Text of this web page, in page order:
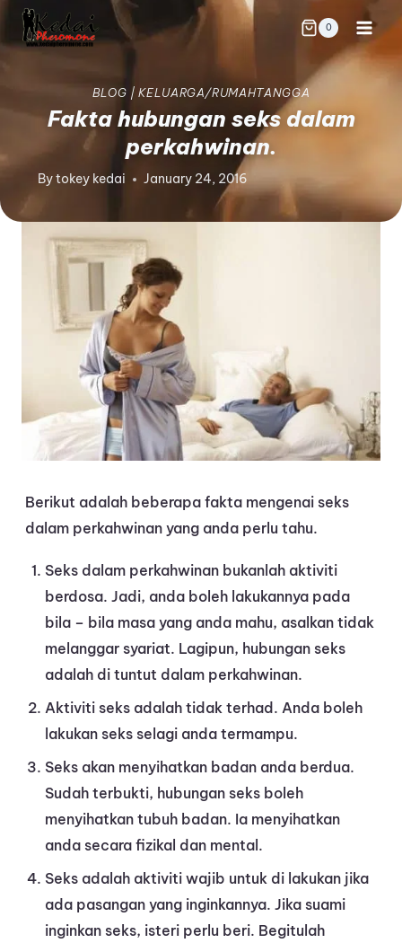
0
BLOG |KELUARGA/RUMAHTANGGA
Fakta hubungan seks dalam
perkahwinan.
Bytokey kedai January 24, 2016
Berikut adalah beberapa fakta mengenai seks
dalam perkahwinan yang anda perlu tahu.
Seks dalam perkahwinan bukanlah aktiviti
berdosa. Jadi, anda boleh lakukannya pada
bila – bila masa yang anda mahu, asalkan tidak
melanggar syariat. Lagipun, hubungan seks
adalah di tuntut dalam perkahwinan.
Aktiviti seks adalah tidak terhad. Anda boleh
lakukan seks selagi anda termampu.
Seks akan menyihatkan badan anda berdua.
Sudah terbukti, hubungan seks boleh
menyihatkan tubuh badan. Ia menyihatkan
anda secara fizikal dan mental.
Seks adalah aktiviti wajib untuk di lakukan jika
ada pasangan yang inginkannya. Jika suami
inginkan seks, isteri perlu beri. Begitulah